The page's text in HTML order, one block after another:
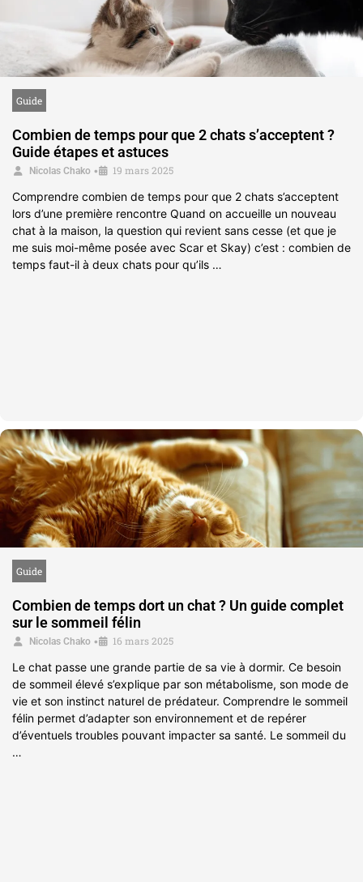
Guide
Combien de temps pour que 2 chats s’acceptent ?
Guide étapes et astuces
Nicolas Chako • 19 mars 2025
Comprendre combien de temps pour que 2 chats s’acceptent
lors d’une première rencontre Quand on accueille un nouveau
chat à la maison, la question qui revient sans cesse (et que je
me suis moi-même posée avec Scar et Skay) c’est : combien de
temps faut-il à deux chats pour qu’ils …
Guide
Combien de temps dort un chat ? Un guide complet
sur le sommeil félin
Nicolas Chako • 16 mars 2025
Le chat passe une grande partie de sa vie à dormir. Ce besoin
de sommeil élevé s’explique par son métabolisme, son mode de
vie et son instinct naturel de prédateur. Comprendre le sommeil
félin permet d’adapter son environnement et de repérer
d’éventuels troubles pouvant impacter sa santé. Le sommeil du
…